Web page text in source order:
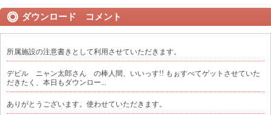
ダウンロード コメント
所属施設の注意書きとして利用させていただきます。
デビル ニャン太郎さん の棒人間、いいっす!! もぉすべてゲットさせていた
だきたく、本日もダウンロー...
ありがとうございます。使わせていただきます。